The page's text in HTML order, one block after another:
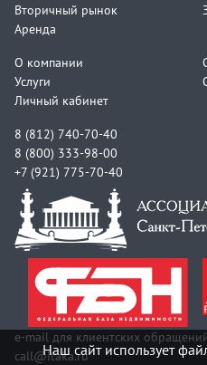
Вторичный рынок
Аренда
О компании
Услуги
Личный кабинет
8 (812) 740-70-40
8 (800) 333-98-00
+7 (921) 775-70-40
e-mail для клиентских
call@itaka.ru
Наш сайт использует